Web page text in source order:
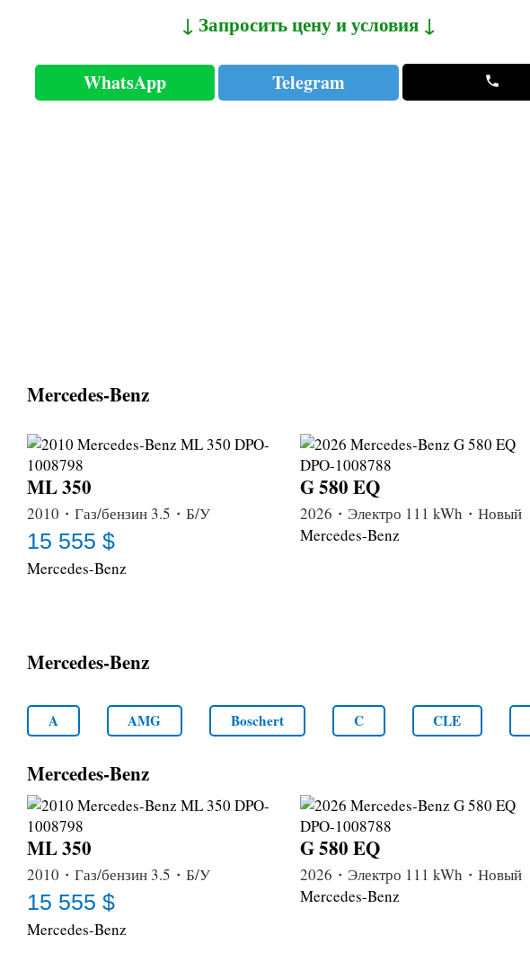
↓ Запросить цену и условия ↓
WhatsApp Telegram
Mercedes-Benz
ML 350
2010・Газ/бензин 3.5・Б/У
15 555 $
Mercedes-Benz
G 580 EQ
2026・Электро 111 kWh・Новый
Mercedes-Benz
Mercedes-Benz
A AMG Boschert C CLE
Mercedes-Benz
ML 350
2010・Газ/бензин 3.5・Б/У
15 555 $
Mercedes-Benz
G 580 EQ
2026・Электро 111 kWh・Новый
Mercedes-Benz